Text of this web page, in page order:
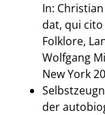
In:
dat, qui cito
Folklore,
Wolfgang
New York
der